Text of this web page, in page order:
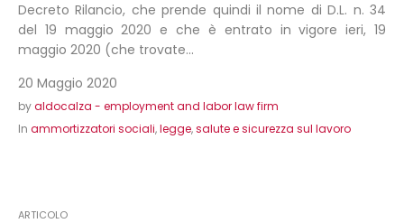
Decreto Rilancio, che prende quindi il nome di D.L. n. 34
del 19 maggio 2020 e che è entrato in vigore ieri, 19
maggio 2020 (che trovate...
20 Maggio 2020
byaldocalza - employment and labor law firm
In ammortizzatori sociali,legge,salute e sicurezza sul lavoro
ARTICOLO